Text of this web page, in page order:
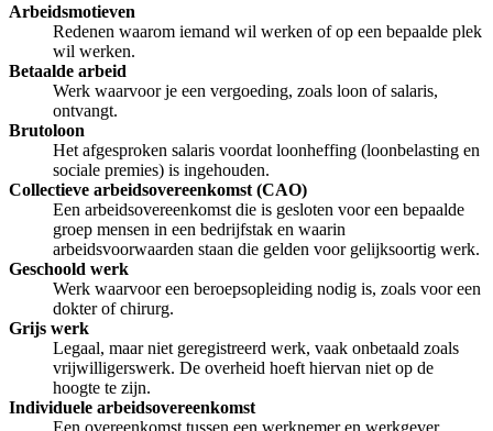
Arbeidsmotieven
Redenen waarom iemand wil werken of op een bepaalde plek
wil werken.
Betaalde arbeid
Werk waarvoor je een vergoeding, zoals loon of salaris,
ontvangt.
Brutoloon
Het afgesproken salaris voordat loonheffing (loonbelasting en
sociale premies) is ingehouden.
Collectieve arbeidsovereenkomst (CAO)
Een arbeidsovereenkomst die is gesloten voor een bepaalde
groep mensen in een bedrijfstak en waarin
arbeidsvoorwaarden staan die gelden voor gelijksoortig werk.
Geschoold werk
Werk waarvoor een beroepsopleiding nodig is, zoals voor een
dokter of chirurg.
Grijs werk
Legaal, maar niet geregistreerd werk, vaak onbetaald zoals
vrijwilligerswerk. De overheid hoeft hiervan niet op de
hoogte te zijn.
Individuele arbeidsovereenkomst
Een overeenkomst tussen een werknemer en werkgever